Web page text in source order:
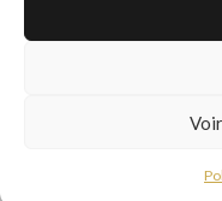
© 2026 – All Right